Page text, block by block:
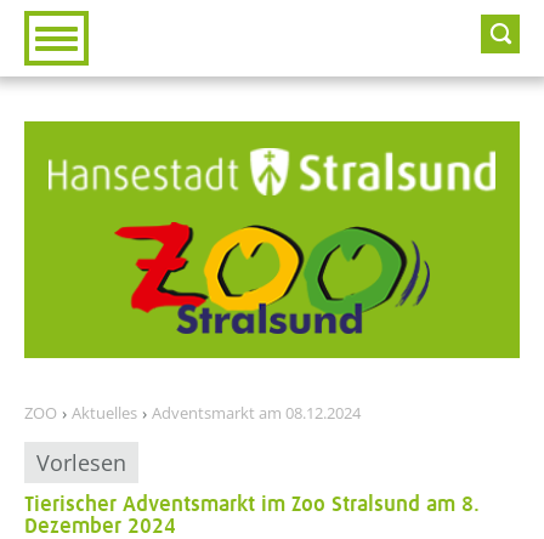
Zur Hauptnavigation
Zum Inhalt
ZOO Aktuelles Adventsmarkt am 08.12.2024
Vorlesen
Tierischer Adventsmarkt im Zoo Stralsund am 8.
Dezember 2024